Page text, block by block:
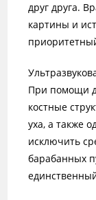
друг друга.
картины и
При помощи
костные
уха, а также
исключить
барабанных